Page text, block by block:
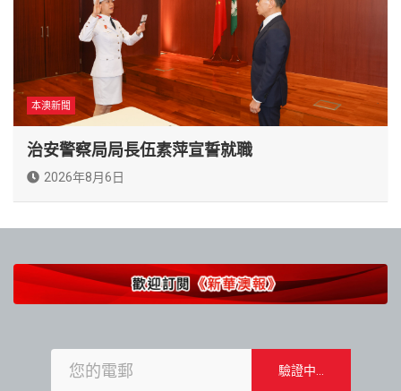
本澳新聞
治安警察局局長伍素萍宣誓就職
2026年8月6日